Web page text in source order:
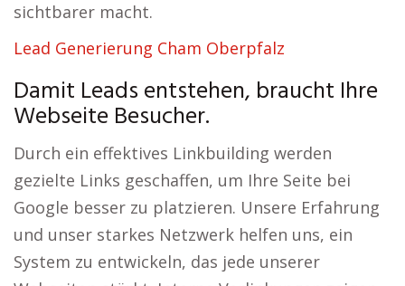
sichtbarer macht.
Lead Generierung Cham Oberpfalz
Damit Leads entstehen, braucht Ihre
Webseite Besucher.
Durch ein effektives Linkbuilding werden
gezielte Links geschaffen, um Ihre Seite bei
Google besser zu platzieren. Unsere Erfahrung
und unser starkes Netzwerk helfen uns, ein
System zu entwickeln, das jede unserer